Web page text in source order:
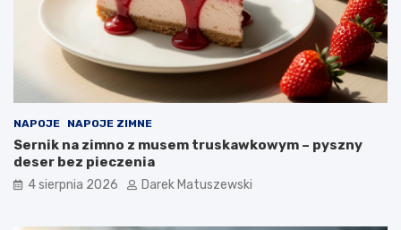
NAPOJE NAPOJE ZIMNE
Sernik na zimno z musem truskawkowym – pyszny
deser bez pieczenia
4 sierpnia 2026 Darek Matuszewski